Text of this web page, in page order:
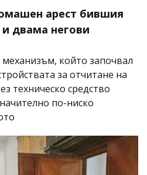
арест бившия
двама негови
който започвал
за отчитане на
техническо средство
по-ниско